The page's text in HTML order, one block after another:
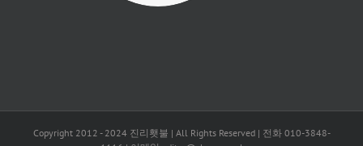
Copyright 2012 - 2024 진리횃불 | All Rights Reserved | 전화 010-3848-